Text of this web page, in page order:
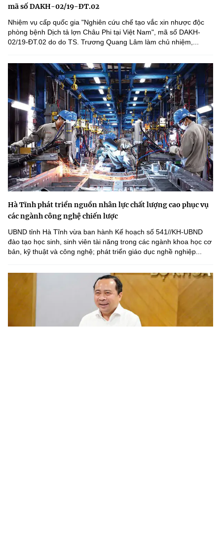
mã số DAKH-02/19-ĐT.02
Nhiệm vụ cấp quốc gia "Nghiên cứu chế tạo vắc xin nhược độc
phòng bệnh Dịch tả lợn Châu Phi tại Việt Nam", mã số DAKH-
02/19-ĐT.02 do do TS. Trương Quang Lâm làm chủ nhiệm,...
Hà Tĩnh phát triển nguồn nhân lực chất lượng cao phục vụ
các ngành công nghệ chiến lược
UBND tỉnh Hà Tĩnh vừa ban hành Kế hoạch số 541//KH-UBND
đào tạo học sinh, sinh viên tài năng trong các ngành khoa học cơ
bản, kỹ thuật và công nghệ; phát triển giáo dục nghề nghiệp...